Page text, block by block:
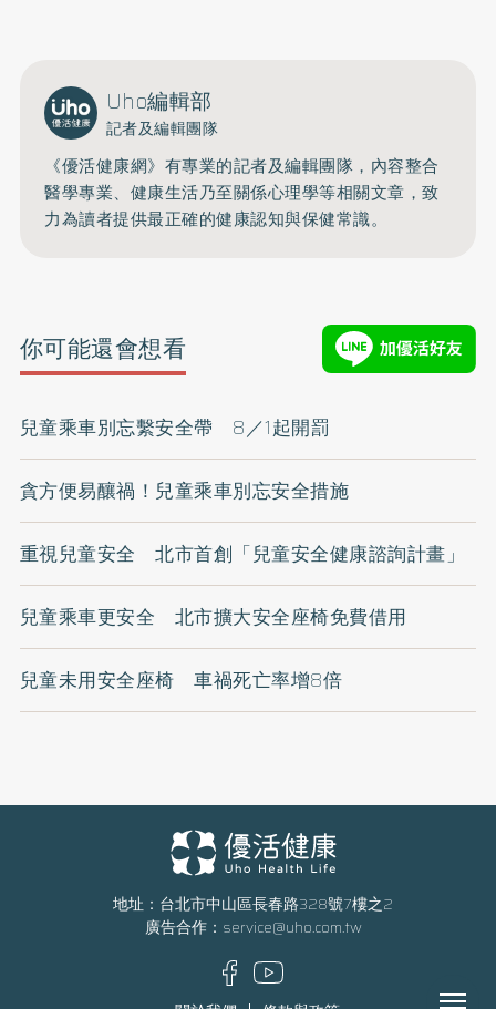
Uho編輯部
記者及編輯團隊
《優活健康網》有專業的記者及編輯團隊，內容整合
醫學專業、健康生活乃至關係心理學等相關文章，致
力為讀者提供最正確的健康認知與保健常識。
你可能還會想看
兒童乘車別忘繫安全帶 8／1起開罰
貪方便易釀禍！兒童乘車別忘安全措施
重視兒童安全 北市首創「兒童安全健康諮詢計畫」
兒童乘車更安全 北市擴大安全座椅免費借用
兒童未用安全座椅 車禍死亡率增8倍
地址：台北市中山區長春路328號7樓之2
廣告合作： service@uho.com.tw
Menu